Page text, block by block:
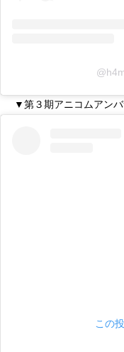
▼第３期アニコムアン
この